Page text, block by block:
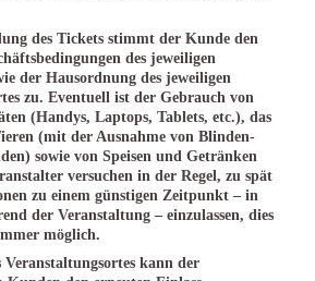
des Tickets stimmt der Kunde den
des jeweiligen
der Hausordnung des jeweiligen
zu. Eventuell ist der Gebrauch von
(Handys, Laptops, Tablets, etc.), das
(mit der Ausnahme von Blinden-
sowie von Speisen und Getränken
versuchen in der Regel, zu spät
zu einem günstigen Zeitpunkt – in
der Veranstaltung – einzulassen, dies
möglich.
Veranstaltungsortes kann der